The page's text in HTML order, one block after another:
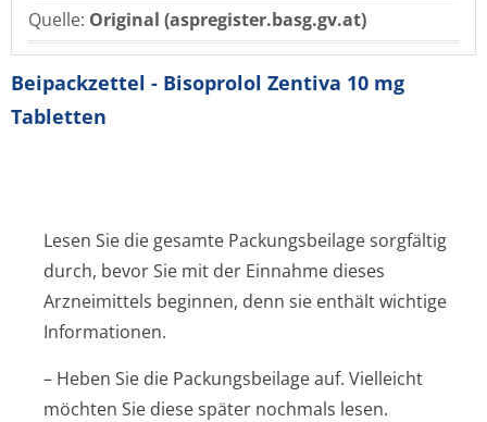
Quelle: Original (aspregister.basg.gv.at)
Beipackzettel - Bisoprolol Zentiva 10 mg
Tabletten
Lesen Sie die gesamte Packungsbeilage sorgfältig
durch, bevor Sie mit der Einnahme dieses
Arzneimittels beginnen, denn sie enthält wichtige
Informationen.
– Heben Sie die Packungsbeilage auf. Vielleicht
möchten Sie diese später nochmals lesen.